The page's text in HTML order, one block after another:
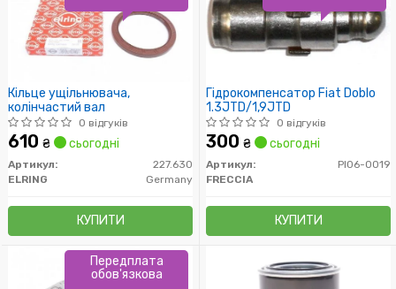
Кільце ущільнювача,
колінчастий вал
0 відгуків
610 ₴ сьогодні
Артикул:
227.630
ELRING
Germany
КУПИТИ
Гідрокомпенсатор Fiat Doblo
1.3JTD/1,9JTD
0 відгуків
300 ₴ сьогодні
Артикул:
PI06-0019
FRECCIA
КУПИТИ
Передплата
обов'язкова